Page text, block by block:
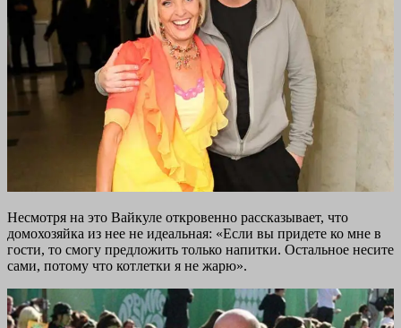
Несмотря на это Вайкуле откровенно рассказывает, что
домохозяйка из нее не идеальная: «Если вы придете ко мне в
гости, то смогу предложить только напитки. Остальное несите
сами, потому что котлетки я не жарю».